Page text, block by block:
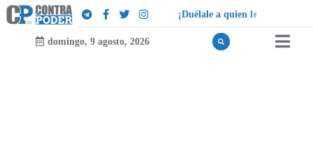
¡Duélale a quien le
domingo, 9 agosto, 2026